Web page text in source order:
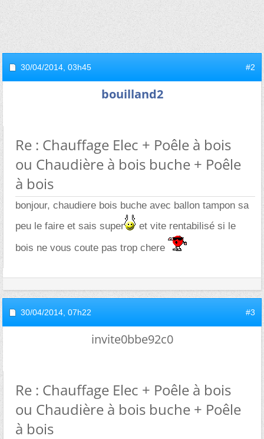
30/04/2014, 03h45 #2
bouilland2
Re : Chauffage Elec + Poêle à bois
ou Chaudière à bois buche + Poêle
à bois
bonjour, chaudiere bois buche avec ballon tampon sa
peu le faire et sais super
et vite rentabilisé si le
bois ne vous coute pas trop chere
30/04/2014, 07h22 #3
invite0bbe92c0
Re : Chauffage Elec + Poêle à bois
ou Chaudière à bois buche + Poêle
à bois